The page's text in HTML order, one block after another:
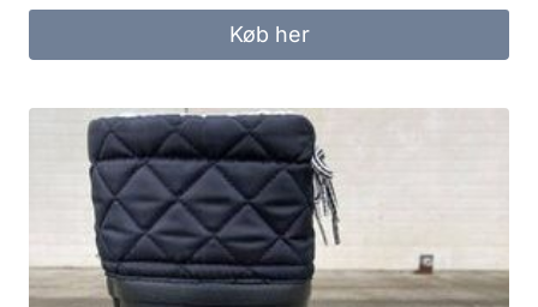
Køb her